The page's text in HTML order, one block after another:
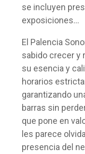
se incluyen
exposiciones…
El Palencia
sabido crecer y
su esencia y
horarios
garantizando
barras sin
que pone en
les parece
presencia del